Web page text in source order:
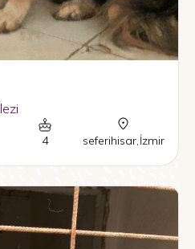
4 seferihisar,İzmir